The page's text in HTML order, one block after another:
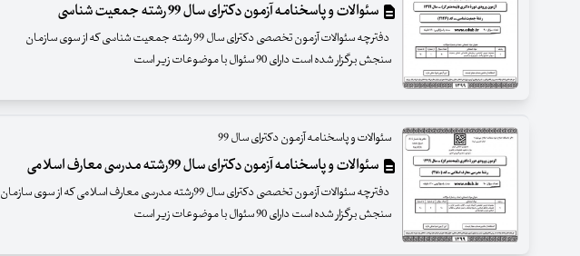
سئوالات و پاسخنامه آزمون دکترای سال 99 رشته جمعیت شناسی
دفترچه سئوالات آزمون تخصصی دکترای سال 99 رشته جمعیت شناسی که از سوی سازمان
سنجش برگزار شده است دارای 90 سئوال با موضوعات زیر است
سئوالات و پاسخنامه آزمون دکترای سال 99
سئوالات و پاسخنامه آزمون دکترای سال 99رشته مدرسی معارف اسلامی
دفترچه سئوالات آزمون تخصصی دکترای سال 99رشته مدرسی معارف اسلامی که از سوی سازمان
سنجش برگزار شده است دارای 90 سئوال با موضوعات زیر است